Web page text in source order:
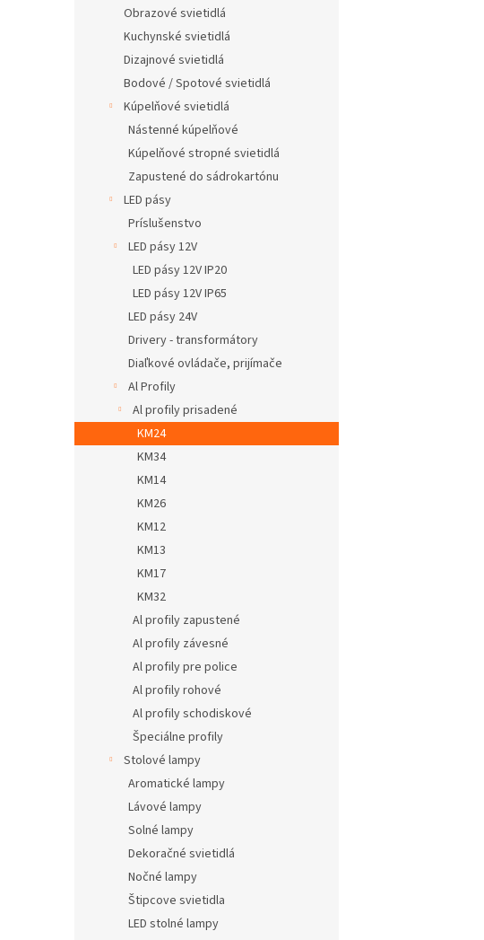
Obrazové svietidlá
Kuchynské svietidlá
Dizajnové svietidlá
Bodové / Spotové svietidlá
Kúpelňové svietidlá
Nástenné kúpelňové
Kúpelňové stropné svietidlá
Zapustené do sádrokartónu
LED pásy
Príslušenstvo
LED pásy 12V
LED pásy 12V IP20
LED pásy 12V IP65
LED pásy 24V
Drivery - transformátory
Diaľkové ovládače, prijímače
Al Profily
Al profily prisadené
KM24
KM34
KM14
KM26
KM12
KM13
KM17
KM32
Al profily zapustené
Al profily závesné
Al profily pre police
Al profily rohové
Al profily schodiskové
Špeciálne profily
Stolové lampy
Aromatické lampy
Lávové lampy
Solné lampy
Dekoračné svietidlá
Nočné lampy
Štipcove svietidla
LED stolné lampy